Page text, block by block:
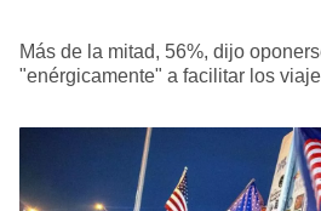
Más de la mitad, 56%, dijo
"enérgicamente" a facilitar los